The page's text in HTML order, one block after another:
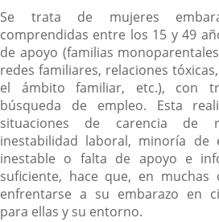
Se trata de mujeres
comprendidas entre los 15 y 49
de apoyo (familias
redes familiares, relaciones
el ámbito familiar, etc.), con
búsqueda de empleo. Esta
situaciones de carencia de
inestabilidad laboral, minoría de
inestable o falta de apoyo e
suficiente, hace que, en muchas
enfrentarse a su embarazo en
para ellas y su entorno.